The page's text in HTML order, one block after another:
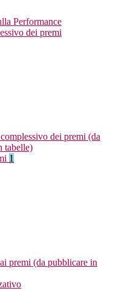
Performance
dei premi
dei premi (da
tabelle)
1
premi (da pubblicare in